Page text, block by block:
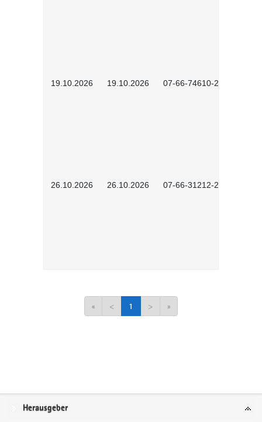
19.10.2026 19.10.2026 07-66-74610-2602
26.10.2026 26.10.2026 07-66-31212-2501
« < 1 > »
Service
Herausgeber